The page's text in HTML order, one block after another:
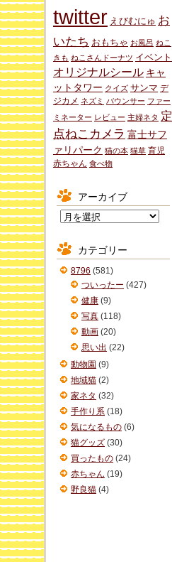
twitter えびむにゅ お
いたち おもちゃ お風呂 ねこ
きも ねこさんドーナツ イベント
オリジナルシール キャ
ットタワー クイズ サンマ デ
ジカメ ネズミ バウンサー ファー
ミネーター レビュー 主婦ネタ 定
点ねこカメラ 富士サフ
ァリパーク 猫の本 猫草 育児
赤ちゃん 食べ物
アーカイブ
イ
ブ
カテゴリー
8796 (581)
ついったー (427)
健康 (9)
写真 (118)
動画 (20)
思い出 (22)
動物園 (9)
地域猫 (2)
家ネタ (32)
手作り系 (18)
気になるもの (6)
猫グッズ (30)
買ったもの (24)
赤ちゃん (19)
野良猫 (4)